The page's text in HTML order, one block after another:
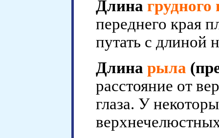
Длина
переднего края
путать с длиной
Длина рыла
расстояние от
глаза. У